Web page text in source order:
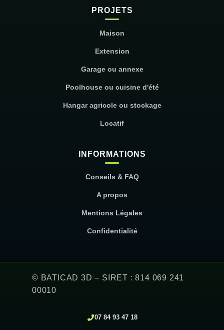
PROJETS
Maison
Extension
Garage ou annexe
Poolhouse ou cuisine d'été
Hangar agricole ou stockage
Locatif
INFORMATIONS
Conseils & FAQ
A propos
Mentions Légales
Confidentialité
© BATICAD 3D – SIRET : 814 069 241
00010
07 84 93 47 18